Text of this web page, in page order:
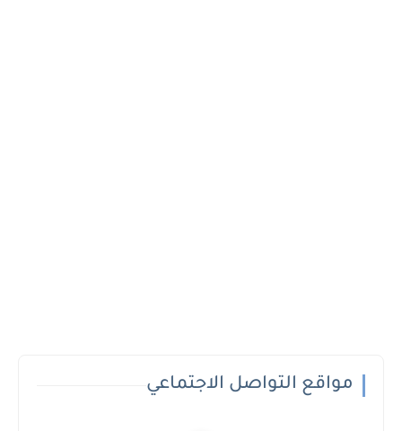
مواقع التواصل الاجتماعي